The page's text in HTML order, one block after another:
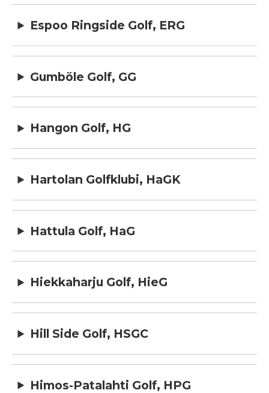
Espoo Ringside Golf, ERG
Gumböle Golf, GG
Hangon Golf, HG
Hartolan Golfklubi, HaGK
Hattula Golf, HaG
Hiekkaharju Golf, HieG
Hill Side Golf, HSGC
Himos-Patalahti Golf, HPG